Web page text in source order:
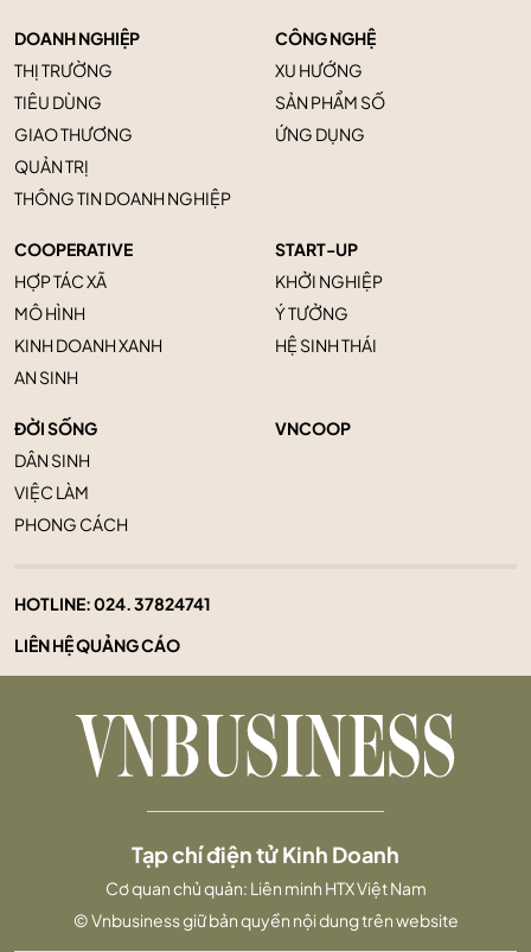
DOANH NGHIỆP
THỊ TRƯỜNG
TIÊU DÙNG
GIAO THƯƠNG
QUẢN TRỊ
THÔNG TIN DOANH NGHIỆP
CÔNG NGHỆ
XU HƯỚNG
SẢN PHẨM SỐ
ỨNG DỤNG
COOPERATIVE
HỢP TÁC XÃ
MÔ HÌNH
KINH DOANH XANH
AN SINH
START-UP
KHỞI NGHIỆP
Ý TƯỞNG
HỆ SINH THÁI
ĐỜI SỐNG
DÂN SINH
VIỆC LÀM
PHONG CÁCH
VNCOOP
HOTLINE:024. 37824741
LIÊN HỆ QUẢNG CÁO
Tạp chí điện tử Kinh Doanh
Cơ quan chủ quản: Liên minh HTX Việt Nam
© Vnbusiness giữ bản quyền nội dung trên website